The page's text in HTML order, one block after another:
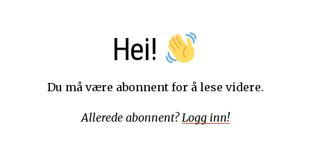
Hei!
Du må være abonnent for å lese videre.
Allerede abonnent? Logg inn!